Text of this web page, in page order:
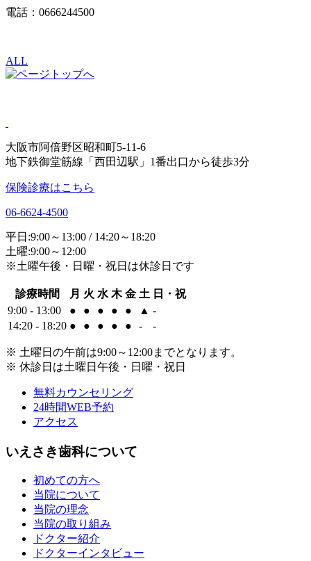
電話：0666244500
ALL
大阪市阿倍野区昭和町5-11-6
地下鉄御堂筋線「西田辺駅」1番出口から徒歩3分
保険診療はこちら
06-6624-4500
平日:9:00～13:00 / 14:20～18:20
土曜:9:00～12:00
※土曜午後・日曜・祝日は休診日です
診療時間 月 火 水 木 金 土 日・祝
9:00 - 13:00
● ● ● ● ● ▲ -
14:20 - 18:20 ● ● ● ● ● - -
※ 土曜日の午前は9:00～12:00までとなります。
※ 休診日は土曜日午後・日曜・祝日
無料カウンセリング
24時間WEB予約
アクセス
いえさき歯科について
初めての方へ
当院について
当院の理念
当院の取り組み
ドクター紹介
ドクターインタビュー